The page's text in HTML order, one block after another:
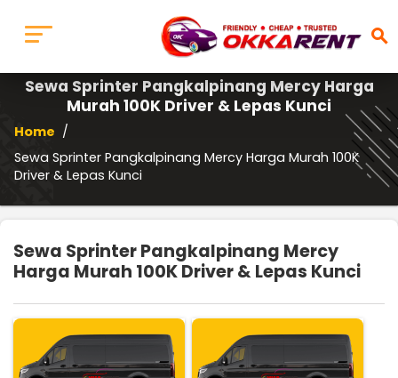
search
Sewa Sprinter Pangkalpinang Mercy Harga
Murah 100K Driver & Lepas Kunci
Home /
Sewa Sprinter Pangkalpinang Mercy Harga Murah 100K
Driver & Lepas Kunci
Sewa Sprinter Pangkalpinang Mercy
Harga Murah 100K Driver & Lepas Kunci